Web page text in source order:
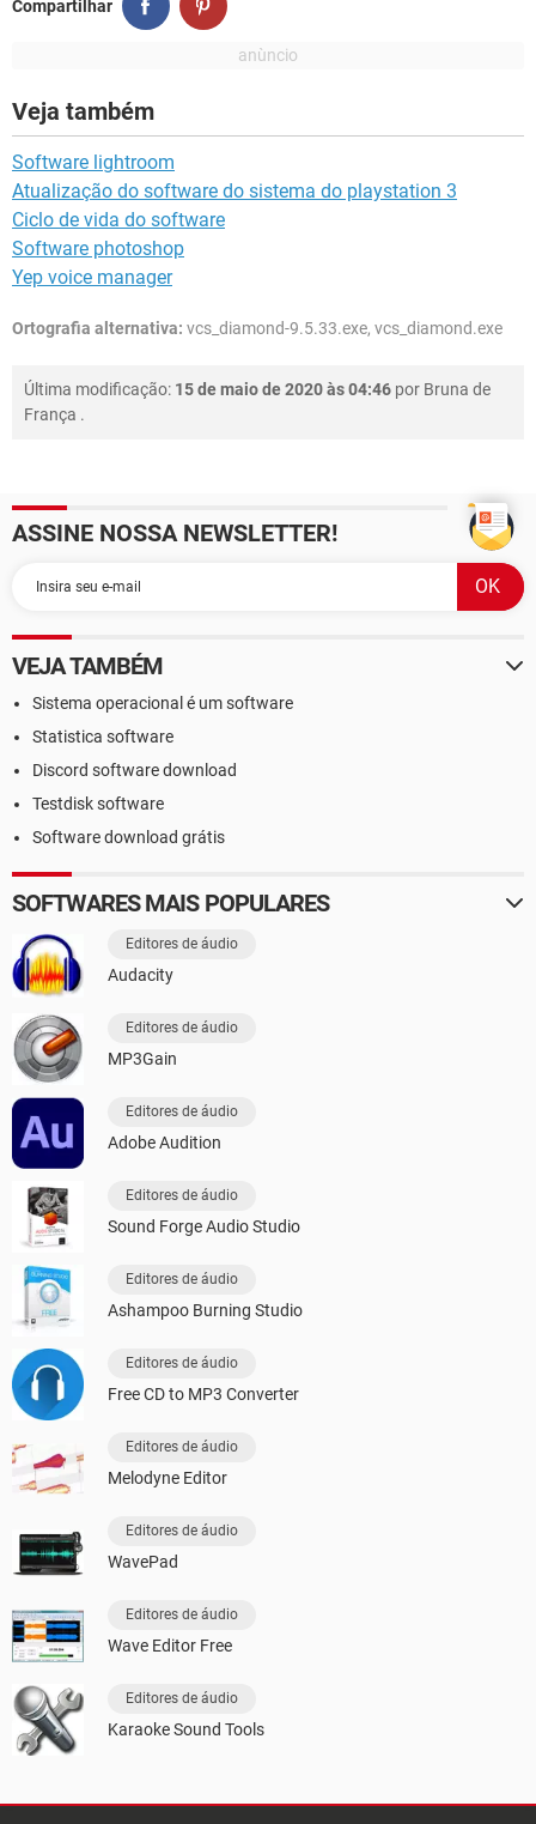
Compartilhar
Veja também
Software lightroom
Atualização do software do sistema do playstation 3
Ciclo de vida do software
Software photoshop
Yep voice manager
Ortografia alternativa: vcs_diamond-9.5.33.exe, vcs_diamond.exe
Última modificação: 15 de maio de 2020 às 04:46 por Bruna de
França .
ASSINE NOSSA NEWSLETTER!
VEJA TAMBÉM
Sistema operacional é um software
Statistica software
Discord software download
Testdisk software
Software download grátis
SOFTWARES MAIS POPULARES
Editores de áudio
Audacity
Editores de áudio
MP3Gain
Editores de áudio
Adobe Audition
Editores de áudio
Sound Forge Audio Studio
Editores de áudio
Ashampoo Burning Studio
Editores de áudio
Free CD to MP3 Converter
Editores de áudio
Melodyne Editor
Editores de áudio
WavePad
Editores de áudio
Wave Editor Free
Editores de áudio
Karaoke Sound Tools